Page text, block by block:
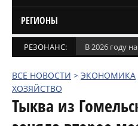
РЕГИОНЫ
РЕЗОНАНС: В 2026 году
ВСЕ НОВОСТИ > ЭКОНОМИКА
ХОЗЯЙСТВО
Тыква из